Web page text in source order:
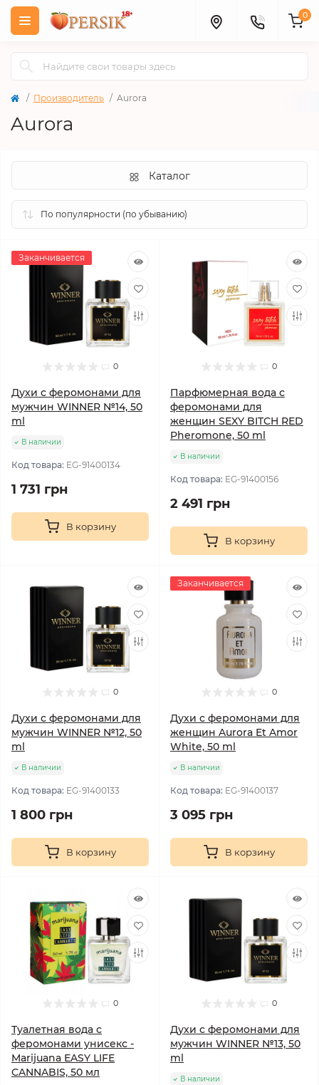
0
Производитель Aurora
Aurora
Каталог
Заканчивается
0
Духи с феромонами для
мужчин WINNER №14, 50
ml
В наличии
Код товара: EG-91400134
1 731 грн
В корзину
0
Парфюмерная вода с
феромонами для
женщин SEXY BITCH RED
Pheromone, 50 ml
В наличии
Код товара: EG-91400156
2 491 грн
В корзину
0
Духи с феромонами для
мужчин WINNER №12, 50
ml
В наличии
Код товара: EG-91400133
1 800 грн
В корзину
Заканчивается
0
Духи с феромонами для
женщин Aurora Et Amor
White, 50 ml
В наличии
Код товара: EG-91400137
3 095 грн
В корзину
0
Туалетная вода с
феромонами унисекс -
Marijuana EASY LIFE
CANNABIS, 50 мл
0
Духи с феромонами для
мужчин WINNER №13, 50
ml
В наличии